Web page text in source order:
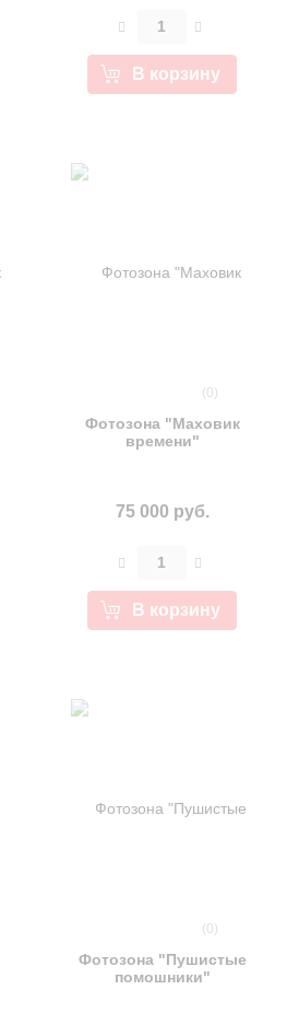
В корзину
(0)
Фотозона "Маховик
времени"
75 000 руб.
В корзину
(0)
Фотозона "Пушистые
помошники"